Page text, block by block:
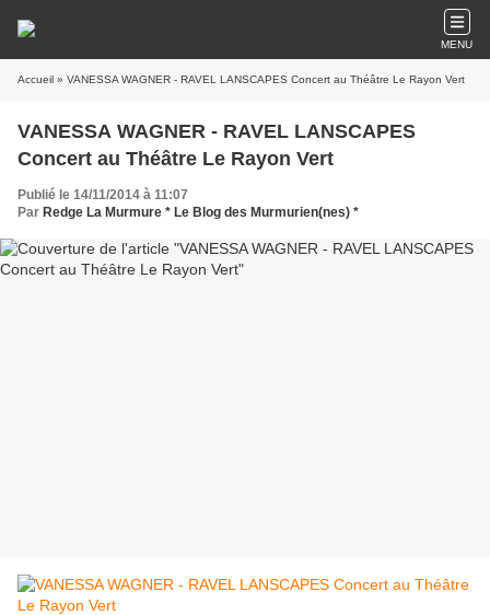
MENU
Accueil » VANESSA WAGNER - RAVEL LANSCAPES Concert au Théâtre Le Rayon Vert
VANESSA WAGNER - RAVEL LANSCAPES
Concert au Théâtre Le Rayon Vert
Publié le 14/11/2014 à 11:07
Par Redge La Murmure * Le Blog des Murmurien(nes) *